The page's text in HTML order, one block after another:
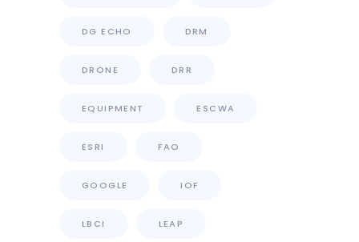
DG ECHO DRM
DRONE DRR
EQUIPMENT ESCWA
ESRI FAO
GOOGLE IOF
LBCI LEAP